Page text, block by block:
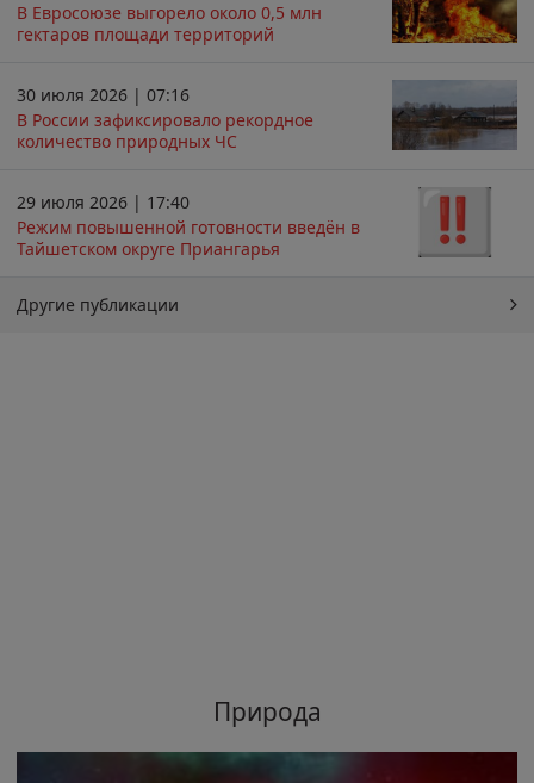
В Евросоюзе выгорело около 0,5 млн
гектаров площади территорий
30 июля 2026 | 07:16
В России зафиксировало рекордное
количество природных ЧС
29 июля 2026 | 17:40
Режим повышенной готовности введён в
Тайшетском округе Приангарья
Другие публикации
Природа